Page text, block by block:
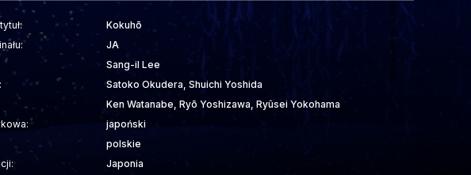
Kokuhō
JA
Sang-il Lee
Satoko Okudera, Shuichi Yoshida
Ken Watanabe, Ryō Yoshizawa, Ryûsei Yokohama
japoński
polskie
Japonia